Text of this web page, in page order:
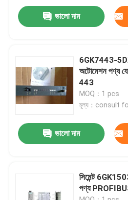
কারখানা ভ্রমণ
যোগাযোগ করুন
উদ্ধৃতির জন্য আবেদন
শিল্প অটোমেশন পণ্য
পিএলসি তারগুলি এবং সংযোজকগুলির
ভালো দাম
6GK7443-
অটোমেশন পণ্য
443
MOQ：1 pcs
মূল্য：consult
ভালো দাম
সিমেন্ট
পণ্য